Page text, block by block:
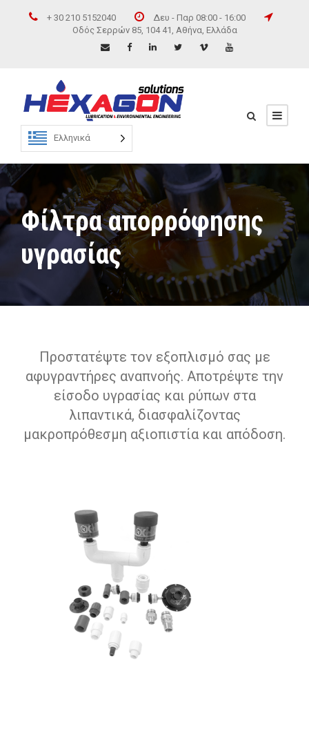
+ 30 210 5152040
Δευ - Παρ 08:00 - 16:00
Οδός Σερρών 85, 104 41, Αθήνα, Ελλάδα
Ελληνικά
Φίλτρα απορρόφησης
υγρασίας
Προστατέψτε τον εξοπλισμό σας με
αφυγραντήρες αναπνοής. Αποτρέψτε την
είσοδο υγρασίας και ρύπων στα
λιπαντικά, διασφαλίζοντας
μακροπρόθεσμη αξιοπιστία και απόδοση.